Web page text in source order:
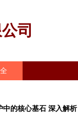
司
中的核心基石 深入解析